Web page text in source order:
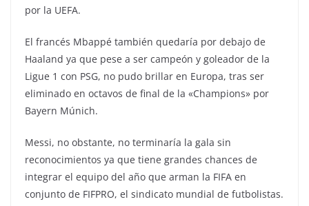
por la UEFA.
El francés Mbappé también quedaría por debajo de
Haaland ya que pese a ser campeón y goleador de la
Ligue 1 con PSG, no pudo brillar en Europa, tras ser
eliminado en octavos de final de la «Champions» por
Bayern Múnich.
Messi, no obstante, no terminaría la gala sin
reconocimientos ya que tiene grandes chances de
integrar el equipo del año que arman la FIFA en
conjunto de FIFPRO, el sindicato mundial de futbolistas.